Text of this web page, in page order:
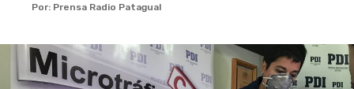
Por: Prensa Radio Patagual